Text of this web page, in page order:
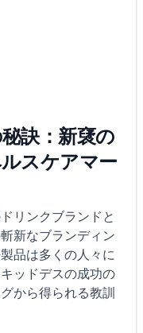
訣：新裦の
スケアマー
リンクブランドと
新なブランディン
品は多くの人々に
ッドデスの成功の
から得られる教訓